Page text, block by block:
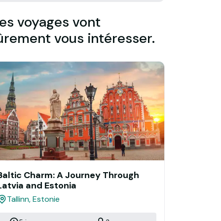
voyages vont
vous intéresser.
Charm: A Journey Through
and Estonia
Tallinn, Estonie